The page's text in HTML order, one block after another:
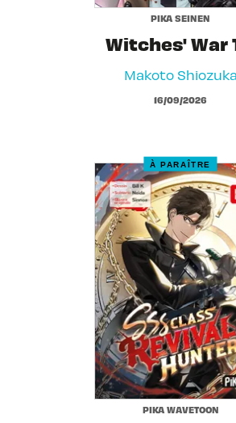
PIKA SEINEN
Witches' War
Makoto Shiozuka
16/09/2026
À PARAÎTRE
PIKA WAVETOON